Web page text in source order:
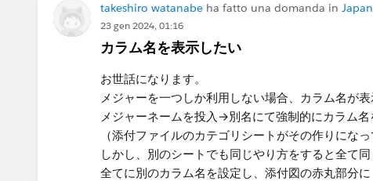
takeshiro watanabe ha fatto una domanda in Japan
23 gen 2024, 01:16
カラム名を表示したい
お世話になります。
メジャーを一つしか利用しない場合、カラム名が表
メジャーネームを投入→別名にて強制的にカラム名
（添付ファイルのカテゴリシートがその作りになっ
しかし、別のシートでも同じやり方をすると全て同
全てに別のカラム名を設定し、添付図の赤丸部分